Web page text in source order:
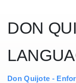
DON
Don Quijote -